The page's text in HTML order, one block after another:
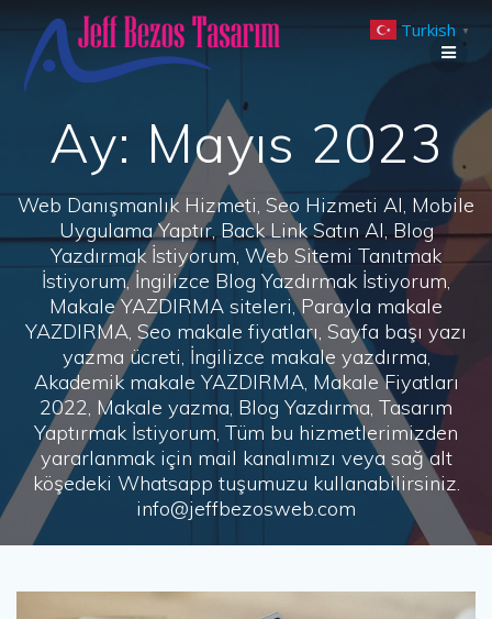
to
Ay: Mayıs 2023
Web Danışmanlık Hizmeti, Seo Hizmeti Al, Mobile
Uygulama Yaptır, Back Link Satın Al, Blog
Yazdırmak İstiyorum, Web Sitemi Tanıtmak
İstiyorum, İngilizce Blog Yazdırmak İstiyorum,
Makale YAZDIRMA siteleri, Parayla makale
YAZDIRMA, Seo makale fiyatları, Sayfa başı yazı
yazma ücreti, İngilizce makale yazdırma,
Akademik makale YAZDIRMA, Makale Fiyatları
2022, Makale yazma, Blog Yazdırma, Tasarım
Yaptırmak İstiyorum, Tüm bu hizmetlerimizden
yararlanmak için mail kanalımızı veya sağ alt
köşedeki Whatsapp tuşumuzu kullanabilirsiniz.
info@jeffbezosweb.com
Turkish ▼